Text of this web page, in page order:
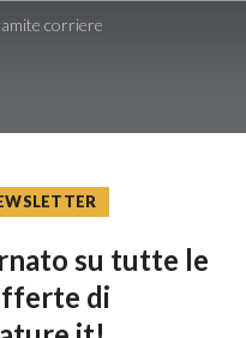
corriere
su tutte le
di